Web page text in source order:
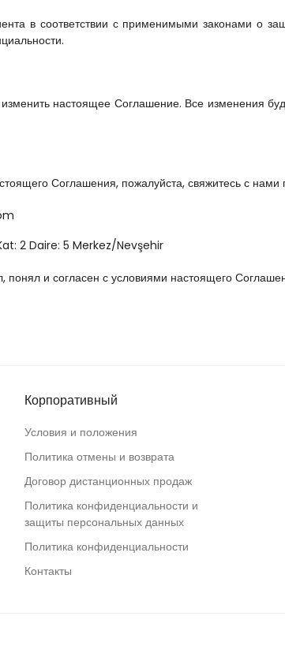
в соответствии с применимыми законами о
настоящее Соглашение. Все изменения
Соглашения, пожалуйста, свяжитесь с нами
2 Daire: 5 Merkez/Nevşehir
понял и согласен с условиями настоящего
Корпоративный
Условия и положения
Политика отмены и возврата
Договор дистанционных продаж
Политика конфиденциальности и
защиты персональных данных
Политика конфиденциальности
Контакты